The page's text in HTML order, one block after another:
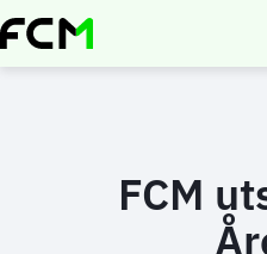
Skip
to
FCM